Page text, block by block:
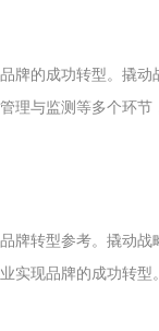
牌的成功转型。撬动
理与监测等多个环节
牌转型参考。撬动战
实现品牌的成功转型。